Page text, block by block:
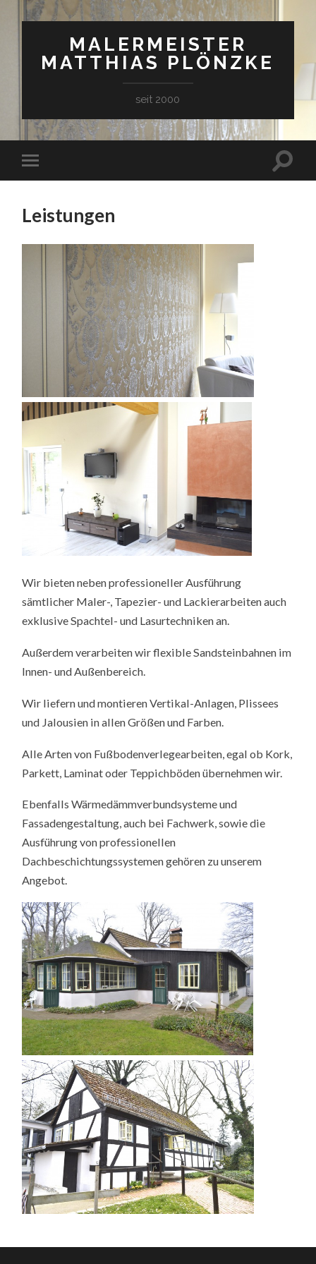
MALERMEISTER
MATTHIAS PLÖNZKE
seit 2000
Leistungen
Wir bieten neben professioneller Ausführung
sämtlicher Maler-, Tapezier- und Lackierarbeiten auch
exklusive Spachtel- und Lasurtechniken an.
Außerdem verarbeiten wir flexible Sandsteinbahnen im
Innen- und Außenbereich.
Wir liefern und montieren Vertikal-Anlagen, Plissees
und Jalousien in allen Größen und Farben.
Alle Arten von Fußbodenverlegearbeiten, egal ob Kork,
Parkett, Laminat oder Teppichböden übernehmen wir.
Ebenfalls Wärmedämmverbundsysteme und
Fassadengestaltung, auch bei Fachwerk, sowie die
Ausführung von professionellen
Dachbeschichtungssystemen gehören zu unserem
Angebot.